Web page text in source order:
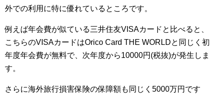
外での利用に特に優れているところです。
例えば年会費が似ている三井住友VISAカードと比べると、
こちらのVISAカードはOrico Card THE WORLDと同じく初
年度年会費が無料で、次年度から10000円(税抜)が発生しま
す。
さらに海外旅行損害保険の保障額も同じく5000万円です